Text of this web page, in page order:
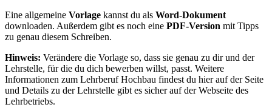
Eine allgemeine Vorlage kannst du als Word-Dokument
downloaden. Außerdem gibt es noch eine PDF-Version mit Tipps
zu genau diesem Schreiben.
Hinweis: Verändere die Vorlage so, dass sie genau zu dir und der
Lehrstelle, für die du dich bewerben willst, passt. Weitere
Informationen zum Lehrberuf Hochbau findest du hier auf der Seite
und Details zu der Lehrstelle gibt es sicher auf der Webseite des
Lehrbetriebs.